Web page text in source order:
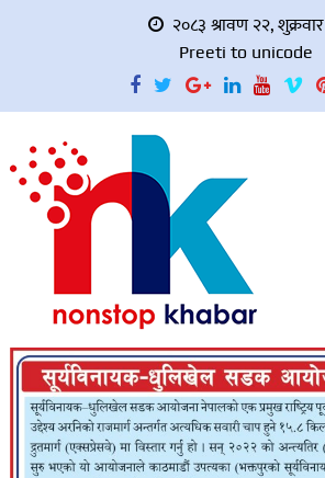
२०८३ श्रावण २२, शुक्रवार
Preeti to unicode